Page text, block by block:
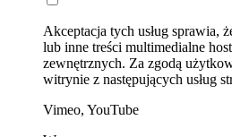
Akceptacja tych usług sprawia,
lub inne treści multimedialne
zewnętrznych. Za zgodą
witrynie z następujących usług
Vimeo, YouTube